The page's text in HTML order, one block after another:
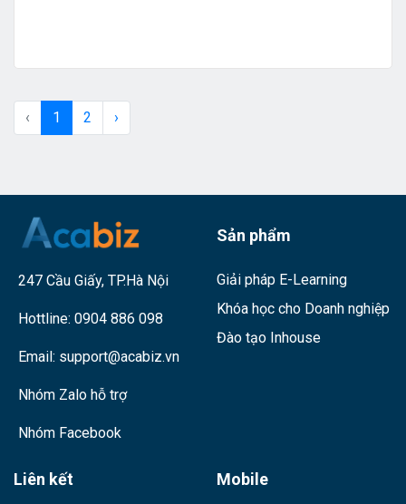
‹ 1 2 ›
247 Cầu Giấy, TP.Hà Nội
Hottline: 0904 886 098
Email: support@acabiz.vn
Nhóm Zalo hỗ trợ
Nhóm Facebook
Sản phẩm
Giải pháp E-Learning
Khóa học cho Doanh nghiệp
Đào tạo Inhouse
Liên kết Mobile